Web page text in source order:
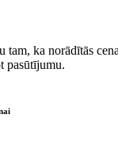
tam, ka norādītās
pasūtījumu.